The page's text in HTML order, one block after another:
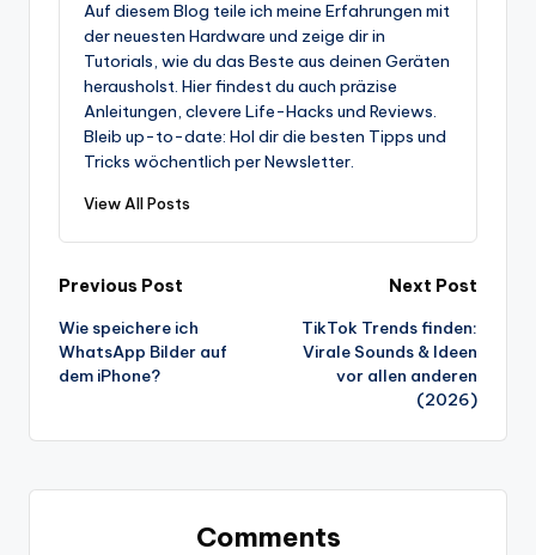
Auf diesem Blog teile ich meine Erfahrungen mit
der neuesten Hardware und zeige dir in
Tutorials, wie du das Beste aus deinen Geräten
herausholst. Hier findest du auch präzise
Anleitungen, clevere Life-Hacks und Reviews.
Bleib up-to-date: Hol dir die besten Tipps und
Tricks wöchentlich per Newsletter.
View All Posts
Post
navigation
Previous Post
Wie speichere ich
WhatsApp Bilder auf
dem iPhone?
Next Post
TikTok Trends finden:
Virale Sounds & Ideen
vor allen anderen
(2026)
Comments